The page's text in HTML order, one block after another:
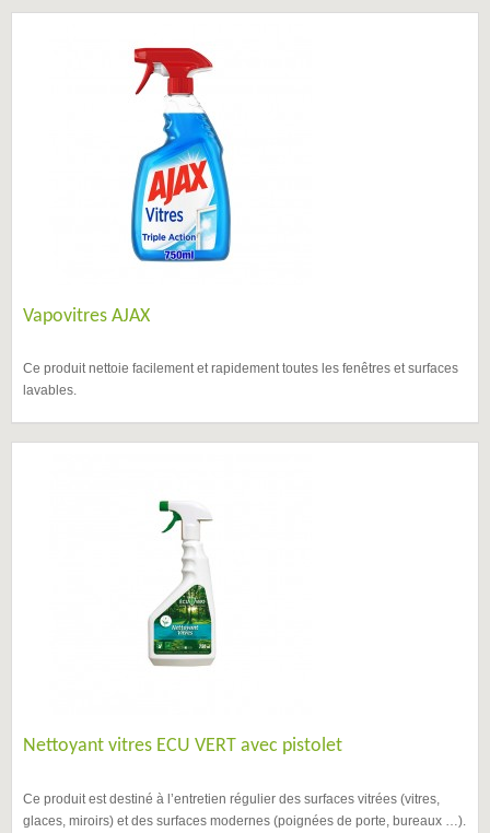
Vapovitres AJAX
Ce produit nettoie facilement et rapidement toutes les fenêtres et surfaces
lavables.
Nettoyant vitres ECU VERT avec pistolet
Ce produit est destiné à l’entretien régulier des surfaces vitrées (vitres,
glaces, miroirs) et des surfaces modernes (poignées de porte, bureaux …).